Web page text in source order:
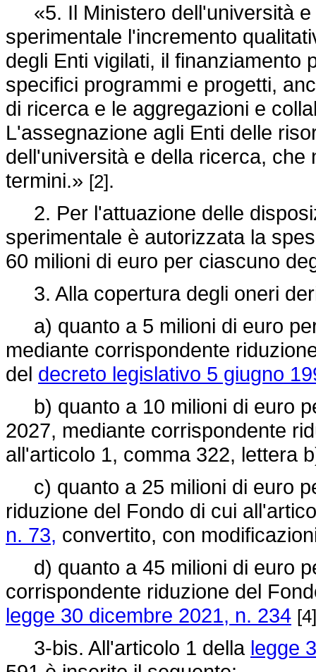
«5. Il Ministero dell'università e
sperimentale l'incremento
degli Enti vigilati, il finanziamento
specifici programmi e progetti,
di ricerca e le aggregazioni e
L'assegnazione agli Enti delle
dell'università e della ricerca,
termini.» [2].
2. Per l'attuazione delle
sperimentale è autorizzata la
60 milioni di euro per ciascuno
3. Alla copertura degli oneri
a) quanto a 5 milioni di euro
mediante corrispondente
del decreto legislativo 5 giugno
b) quanto a 10 milioni di euro
2027, mediante corrispondente
all'articolo 1, comma 322, lettera
c) quanto a 25 milioni di euro
riduzione del Fondo di cui
n. 73, convertito, con
d) quanto a 45 milioni di euro
corrispondente riduzione del
legge 30 dicembre 2021, n. 234 [4]
3-bis. All'articolo 1 della legge